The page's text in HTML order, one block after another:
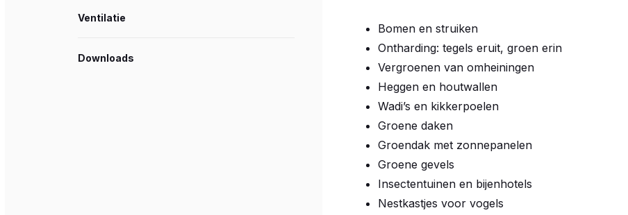
Ventilatie
Downloads
Bomen en struiken
Ontharding: tegels eruit, groen erin
Vergroenen van omheiningen
Heggen en houtwallen
Wadi’s en kikkerpoelen
Groene daken
Groendak met zonnepanelen
Groene gevels
Insectentuinen en bijenhotels
Nestkastjes voor vogels